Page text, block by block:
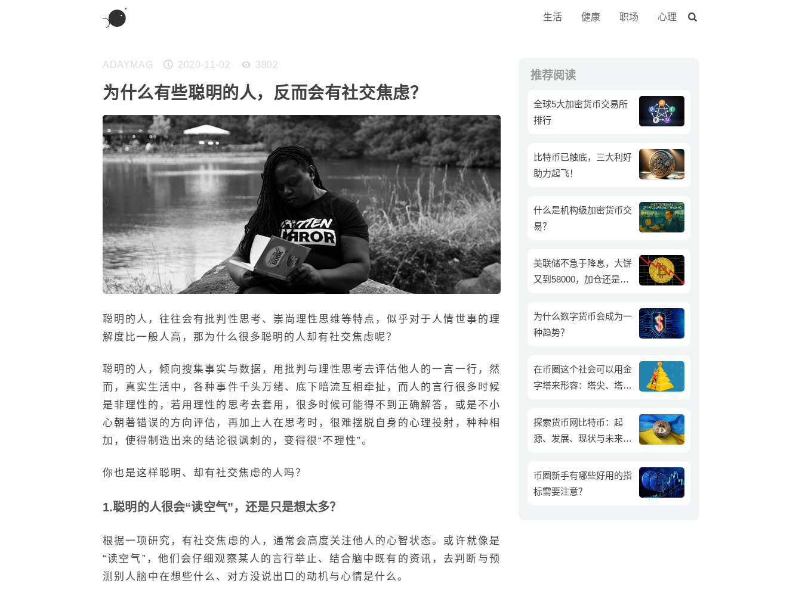
生活 健康 职场 心理
ADAYMAG 2020-11-02 3802
为什么有些聪明的人，反而会有社交焦虑？
聪明的人，往往会有批判性思考、崇尚理性思维等特点，似乎对于人情世事的理
解度比一般人高，那为什么很多聪明的人却有社交焦虑呢？
聪明的人，倾向搜集事实与数据，用批判与理性思考去评估他人的一言一行，然
而，真实生活中，各种事件千头万绪、底下暗流互相牵扯，而人的言行很多时候
是非理性的，若用理性的思考去套用，很多时候可能得不到正确解答，或是不小
心朝著错误的方向评估，再加上人在思考时，很难摆脱自身的心理投射，种种相
加，使得制造出来的结论很讽刺的，变得很“不理性”。
你也是这样聪明、却有社交焦虑的人吗？
1.聪明的人很会“读空气”，还是只是想太多？
根据一项研究，有社交焦虑的人，通常会高度关注他人的心智状态。或许就像是
“读空气”，他们会仔细观察某人的言行举止、结合脑中既有的资讯，去判断与预
测别人脑中在想些什么、对方没说出口的动机与心情是什么。
推荐阅读
全球5大加密货币交易所
排行
比特币已触底，三大利好
助力起飞！
什么是机构级加密货币交
易？
美联储不急于降息，大饼
又到58000，加仓还是减
为什么数字货币会成为一
种趋势？
在币圈这个社会可以用金
字塔来形容：塔尖、塔
哪一个部分呢？
探索货币网比特币：起
源、发展、现状与未来前
币圈新手有哪些好用的指
标需要注意？